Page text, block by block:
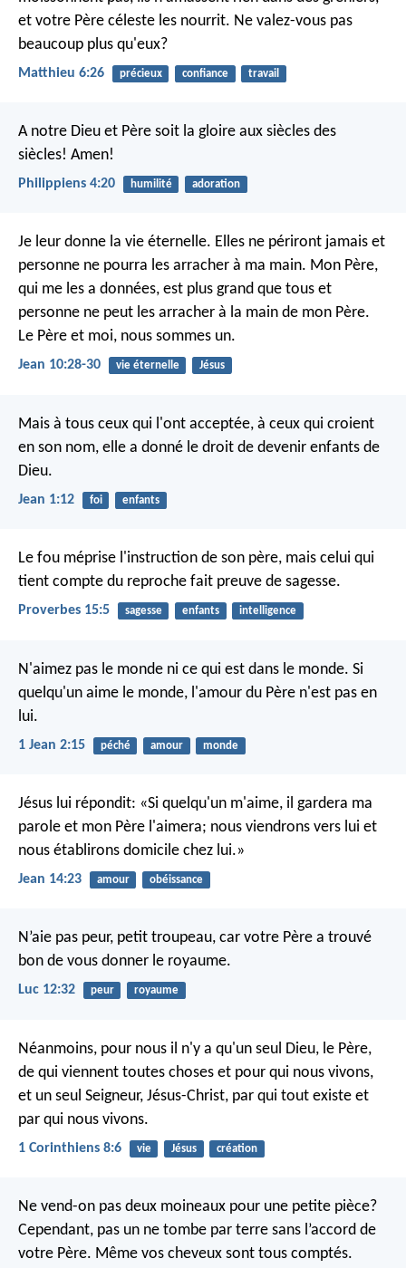
et votre Père céleste les nourrit. Ne valez-vous pas
beaucoup plus qu'eux?
Matthieu 6:26 précieux confiance travail
A notre Dieu et Père soit la gloire aux siècles des
siècles! Amen!
Philippiens 4:20 humilité adoration
Je leur donne la vie éternelle. Elles ne périront jamais et
personne ne pourra les arracher à ma main. Mon Père,
qui me les a données, est plus grand que tous et
personne ne peut les arracher à la main de mon Père.
Le Père et moi, nous sommes un.
Jean 10:28-30 vie éternelle Jésus
Mais à tous ceux qui l'ont acceptée, à ceux qui croient
en son nom, elle a donné le droit de devenir enfants de
Dieu.
Jean 1:12 foi enfants
Le fou méprise l'instruction de son père, mais celui qui
tient compte du reproche fait preuve de sagesse.
Proverbes 15:5 sagesse enfants intelligence
N'aimez pas le monde ni ce qui est dans le monde. Si
quelqu'un aime le monde, l'amour du Père n'est pas en
lui.
1 Jean 2:15 péché amour monde
Jésus lui répondit: «Si quelqu'un m'aime, il gardera ma
parole et mon Père l'aimera; nous viendrons vers lui et
nous établirons domicile chez lui.»
Jean 14:23 amour obéissance
N’aie pas peur, petit troupeau, car votre Père a trouvé
bon de vous donner le royaume.
Luc 12:32 peur royaume
Néanmoins, pour nous il n'y a qu'un seul Dieu, le Père,
de qui viennent toutes choses et pour qui nous vivons,
et un seul Seigneur, Jésus-Christ, par qui tout existe et
par qui nous vivons.
1 Corinthiens 8:6 vie Jésus création
Ne vend-on pas deux moineaux pour une petite pièce?
Cependant, pas un ne tombe par terre sans l’accord de
votre Père. Même vos cheveux sont tous comptés.